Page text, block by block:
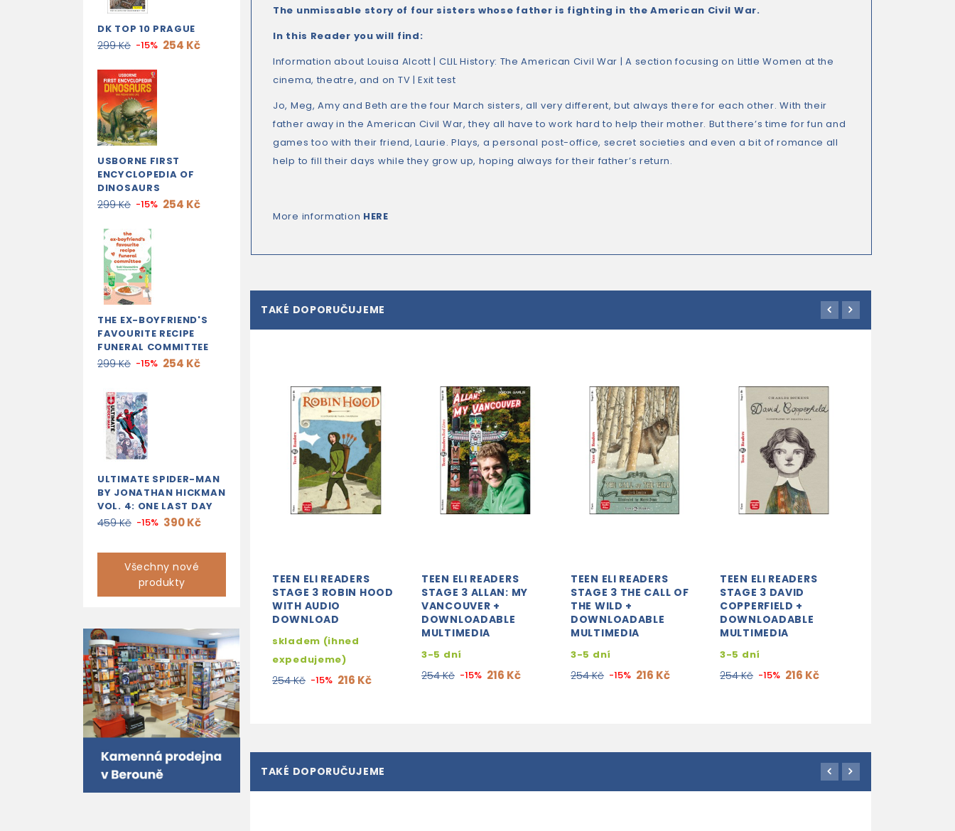
DK TOP 10 PRAGUE
299 Kč -15% 254 Kč
USBORNE FIRST
ENCYCLOPEDIA OF
DINOSAURS
299 Kč -15% 254 Kč
THE EX-BOYFRIEND'S
FAVOURITE RECIPE
FUNERAL COMMITTEE
299 Kč -15% 254 Kč
ULTIMATE SPIDER-MAN
BY JONATHAN HICKMAN
VOL. 4: ONE LAST DAY
459 Kč -15% 390 Kč
Všechny nové
produkty
The unmissable story of four sisters whose father is fighting in the American Civil War.
In this Reader you will find:
Information about Louisa Alcott | CLIL History: The American Civil War | A section focusing on Little Women at the
cinema, theatre, and on TV | Exit test
Jo, Meg, Amy and Beth are the four March sisters, all very different, but always there for each other. With their
father away in the American Civil War, they all have to work hard to help their mother. But there’s time for fun and
games too with their friend, Laurie. Plays, a personal post-office, secret societies and even a bit of romance all
help to fill their days while they grow up, hoping always for their father’s return.
More information HERE
TAKÉ DOPORUČUJEME
TEEN ELI READERS
STAGE 3 ROBIN HOOD
WITH AUDIO
DOWNLOAD
skladem (ihned
expedujeme)
254 Kč -15% 216 Kč
TEEN ELI READERS
STAGE 3 ALLAN: MY
VANCOUVER +
DOWNLOADABLE
MULTIMEDIA
3-5 dní
254 Kč -15% 216 Kč
TEEN ELI READERS
STAGE 3 THE CALL OF
THE WILD +
DOWNLOADABLE
MULTIMEDIA
3-5 dní
254 Kč -15% 216 Kč
TEEN ELI READERS
STAGE 3 DAVID
COPPERFIELD +
DOWNLOADABLE
MULTIMEDIA
3-5 dní
254 Kč -15% 216 Kč
TAKÉ DOPORUČUJEME